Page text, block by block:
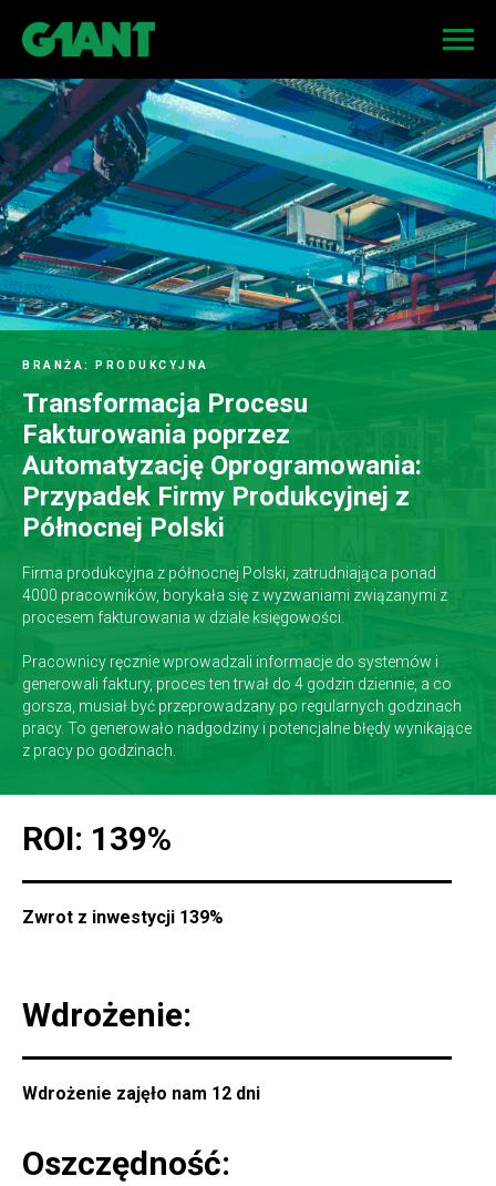
BRANŻA: PRODUKCYJNA
Transformacja Procesu
Fakturowania poprzez
Automatyzację Oprogramowania:
Przypadek Firmy Produkcyjnej z
Północnej Polski
Firma produkcyjna z północnej Polski, zatrudniająca ponad
4000 pracowników, borykała się z wyzwaniami związanymi z
procesem fakturowania w dziale księgowości.
Pracownicy ręcznie wprowadzali informacje do systemów i
generowali faktury, proces ten trwał do 4 godzin dziennie, a co
gorsza, musiał być przeprowadzany po regularnych godzinach
pracy. To generowało nadgodziny i potencjalne błędy wynikające
z pracy po godzinach.
ROI: 139%
Zwrot z inwestycji 139%
Wdrożenie:
Wdrożenie zajęło nam 12 dni
Oszczędność: